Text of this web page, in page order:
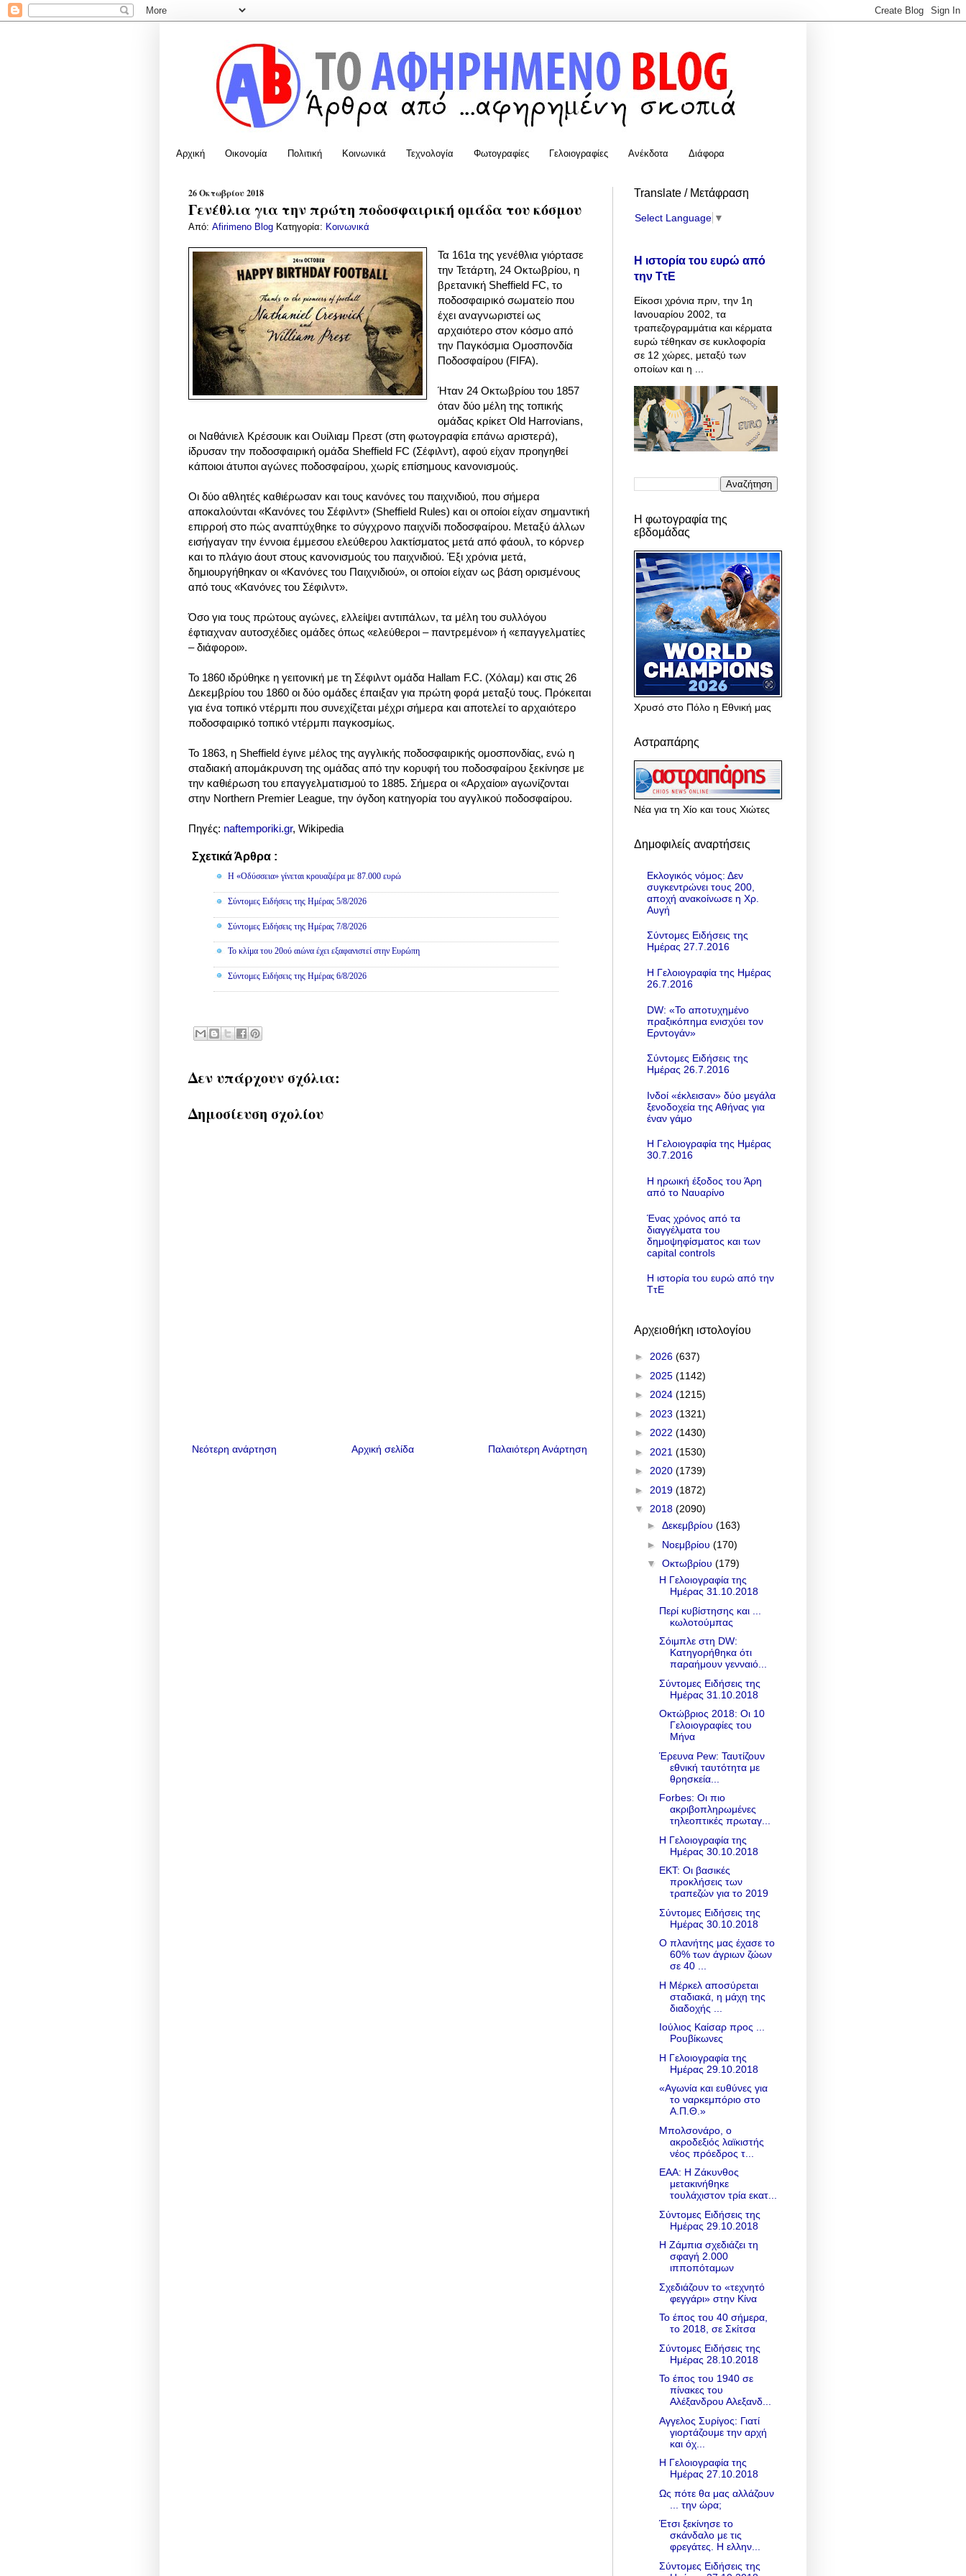
Αρχική Οικονομία Πολιτική Κοινωνικά Τεχνολογία Φωτογραφίες Γελοιογραφίες Ανέκδοτα Διάφορα
26 Οκτωβρίου 2018
Γενέθλια για την πρώτη ποδοσφαιρική ομάδα του κόσμου
Από: Afirimeno Blog Κατηγορία: Κοινωνικά
Τα 161α της γενέθλια γιόρτασε
την Τετάρτη, 24 Οκτωβρίου, η
βρετανική Sheffield FC, το
ποδοσφαιρικό σωματείο που
έχει αναγνωριστεί ως
αρχαιότερο στον κόσμο από
την Παγκόσμια Ομοσπονδία
Ποδοσφαίρου (FIFA).
Ήταν 24 Οκτωβρίου του 1857
όταν δύο μέλη της τοπικής
ομάδας κρίκετ Old Harrovians,
οι Ναθάνιελ Κρέσουικ και Ουίλιαμ Πρεστ (στη φωτογραφία επάνω αριστερά),
ίδρυσαν την ποδοσφαιρική ομάδα Sheffield FC (Σέφιλντ), αφού είχαν προηγηθεί
κάποιοι άτυποι αγώνες ποδοσφαίρου, χωρίς επίσημους κανονισμούς.
Οι δύο αθλητές καθιέρωσαν και τους κανόνες του παιχνιδιού, που σήμερα
αποκαλούνται «Κανόνες του Σέφιλντ» (Sheffield Rules) και οι οποίοι είχαν σημαντική
επιρροή στο πώς αναπτύχθηκε το σύγχρονο παιχνίδι ποδοσφαίρου. Μεταξύ άλλων
εισήγαγαν την έννοια έμμεσου ελεύθερου λακτίσματος μετά από φάουλ, το κόρνερ
και το πλάγιο άουτ στους κανονισμούς του παιχνιδιού. Έξι χρόνια μετά,
δημιουργήθηκαν οι «Κανόνες του Παιχνιδιού», οι οποίοι είχαν ως βάση ορισμένους
από τους «Κανόνες του Σέφιλντ».
Όσο για τους πρώτους αγώνες, ελλείψει αντιπάλων, τα μέλη του συλλόγου
έφτιαχναν αυτοσχέδιες ομάδες όπως «ελεύθεροι – παντρεμένοι» ή «επαγγελματίες
– διάφοροι».
Το 1860 ιδρύθηκε η γειτονική με τη Σέφιλντ ομάδα Hallam F.C. (Χόλαμ) και στις 26
Δεκεμβρίου του 1860 οι δύο ομάδες έπαιξαν για πρώτη φορά μεταξύ τους. Πρόκειται
για ένα τοπικό ντέρμπι που συνεχίζεται μέχρι σήμερα και αποτελεί το αρχαιότερο
ποδοσφαιρικό τοπικό ντέρμπι παγκοσμίως.
Το 1863, η Sheffield έγινε μέλος της αγγλικής ποδοσφαιρικής ομοσπονδίας, ενώ η
σταδιακή απομάκρυνση της ομάδας από την κορυφή του ποδοσφαίρου ξεκίνησε με
την καθιέρωση του επαγγελματισμού το 1885. Σήμερα οι «Αρχαίοι» αγωνίζονται
στην Northern Premier League, την όγδοη κατηγορία του αγγλικού ποδοσφαίρου.
Πηγές: naftemporiki.gr, Wikipedia
Σχετικά Άρθρα :
Η «Οδύσσεια» γίνεται κρουαζιέρα με 87.000 ευρώ
Σύντομες Ειδήσεις της Ημέρας 5/8/2026
Σύντομες Ειδήσεις της Ημέρας 7/8/2026
Το κλίμα του 20ού αιώνα έχει εξαφανιστεί στην Ευρώπη
Σύντομες Ειδήσεις της Ημέρας 6/8/2026
Δεν υπάρχουν σχόλια:
Δημοσίευση σχολίου
Νεότερη ανάρτηση Παλαιότερη Ανάρτηση
Αρχική σελίδα
Translate / Μετάφραση
Select Language ▼
Η ιστορία του ευρώ από
την ΤτΕ
Είκοσι χρόνια πριν, την 1η
Ιανουαρίου 2002, τα
τραπεζογραμμάτια και κέρματα
ευρώ τέθηκαν σε κυκλοφορία
σε 12 χώρες, μεταξύ των
οποίων και η ...
Η φωτογραφία της
εβδομάδας
Χρυσό στο Πόλο η Εθνική μας
Αστραπάρης
Νέα για τη Χίο και τους Χιώτες
Δημοφιλείς αναρτήσεις
Εκλογικός νόμος: Δεν
συγκεντρώνει τους 200,
αποχή ανακοίνωσε η Χρ.
Αυγή
Σύντομες Ειδήσεις της
Ημέρας 27.7.2016
Η Γελοιογραφία της Ημέρας
26.7.2016
DW: «To αποτυχημένο
πραξικόπημα ενισχύει τον
Ερντογάν»
Σύντομες Ειδήσεις της
Ημέρας 26.7.2016
Ινδοί «έκλεισαν» δύο μεγάλα
ξενοδοχεία της Αθήνας για
έναν γάμο
Η Γελοιογραφία της Ημέρας
30.7.2016
Η ηρωική έξοδος του Άρη
από το Ναυαρίνο
Ένας χρόνος από τα
διαγγέλματα του
δημοψηφίσματος και των
capital controls
Η ιστορία του ευρώ από την
ΤτΕ
Αρχειοθήκη ιστολογίου
► 2026 (637)
► 2025 (1142)
► 2024 (1215)
► 2023 (1321)
► 2022 (1430)
► 2021 (1530)
► 2020 (1739)
► 2019 (1872)
▼ 2018 (2090)
► Δεκεμβρίου (163)
► Νοεμβρίου (170)
▼ Οκτωβρίου (179)
Η Γελοιογραφία της
Ημέρας 31.10.2018
Περί κυβίστησης και ...
κωλοτούμπας
Σόιμπλε στη DW:
Κατηγορήθηκα ότι
παραήμουν γενναιό...
Σύντομες Ειδήσεις της
Ημέρας 31.10.2018
Οκτώβριος 2018: Οι 10
Γελοιογραφίες του
Μήνα
Έρευνα Pew: Ταυτίζουν
εθνική ταυτότητα με
θρησκεία...
Forbes: Οι πιο
ακριβοπληρωμένες
τηλεοπτικές πρωταγ...
Η Γελοιογραφία της
Ημέρας 30.10.2018
ΕΚΤ: Οι βασικές
προκλήσεις των
τραπεζών για το 2019
Σύντομες Ειδήσεις της
Ημέρας 30.10.2018
Ο πλανήτης μας έχασε το
60% των άγριων ζώων
σε 40 ...
Η Μέρκελ αποσύρεται
σταδιακά, η μάχη της
διαδοχής ...
Ιούλιος Καίσαρ προς ...
Ρουβίκωνες
Η Γελοιογραφία της
Ημέρας 29.10.2018
«Αγωνία και ευθύνες για
το ναρκεμπόριο στο
Α.Π.Θ.»
Μπολσονάρο, ο
ακροδεξιός λαϊκιστής
νέος πρόεδρος τ...
ΕΑΑ: Η Ζάκυνθος
μετακινήθηκε
τουλάχιστον τρία εκατ...
Σύντομες Ειδήσεις της
Ημέρας 29.10.2018
Η Ζάμπια σχεδιάζει τη
σφαγή 2.000
ιπποπόταμων
Σχεδιάζουν το «τεχνητό
φεγγάρι» στην Κίνα
Το έπος του 40 σήμερα,
το 2018, σε Σκίτσα
Σύντομες Ειδήσεις της
Ημέρας 28.10.2018
Το έπος του 1940 σε
πίνακες του
Αλέξανδρου Αλεξανδ...
Αγγελος Συρίγος: Γιατί
γιορτάζουμε την αρχή
και όχ...
Η Γελοιογραφία της
Ημέρας 27.10.2018
Ως πότε θα μας αλλάζουν
... την ώρα;
Έτσι ξεκίνησε το
σκάνδαλο με τις
φρεγάτες. Η ελλην...
Σύντομες Ειδήσεις της